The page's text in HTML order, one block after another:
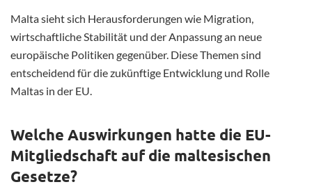
Malta sieht sich Herausforderungen wie Migration,
wirtschaftliche Stabilität und der Anpassung an neue
europäische Politiken gegenüber. Diese Themen sind
entscheidend für die zukünftige Entwicklung und Rolle
Maltas in der EU.
Welche Auswirkungen hatte die EU-
Mitgliedschaft auf die maltesischen
Gesetze?